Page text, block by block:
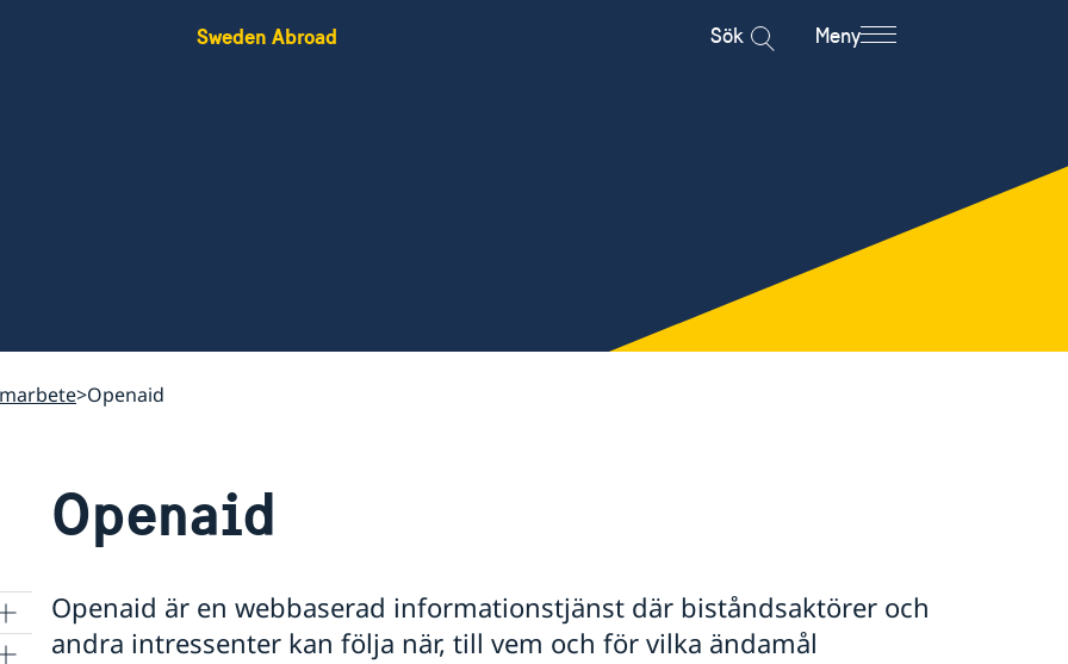
Sweden Abroad Sök Meny
Openaid
Openaid
Openaid är en webbaserad informationstjänst där biståndsaktörer och
andra intressenter kan följa när, till vem och för vilka ändamål